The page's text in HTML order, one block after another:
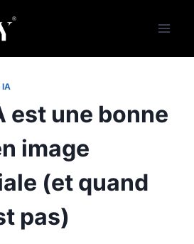
IA
est une bonne
image
(et quand
pas)